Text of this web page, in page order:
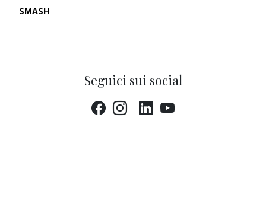
SMASH
Seguici sui social